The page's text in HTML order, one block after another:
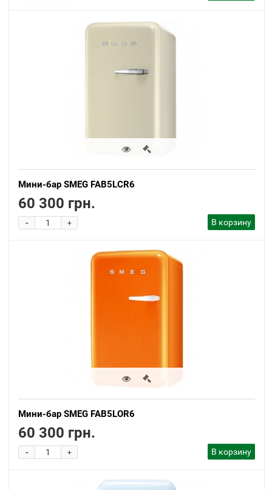
Мини-бар SMEG FAB5LCR6
60 300 грн.
+
- В корзину
Мини-бар SMEG FAB5LOR6
60 300 грн.
+
- В корзину